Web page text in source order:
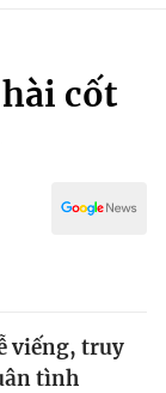
cốt
viếng, truy
tình